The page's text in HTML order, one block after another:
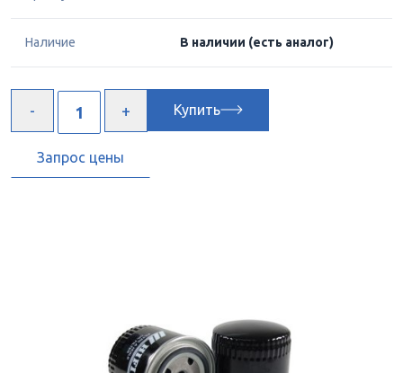
Наличие В наличии (есть аналог)
Купить
Запрос цены